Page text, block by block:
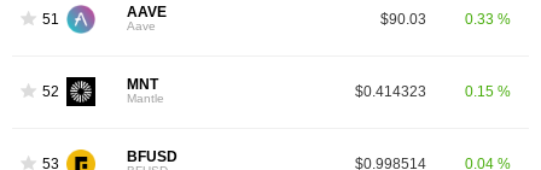
51 AAVE
Aave $90.03 0.33 %
52 MNT
Mantle $0.414323 0.15 %
53 BFUSD $0.998514 0.04 %